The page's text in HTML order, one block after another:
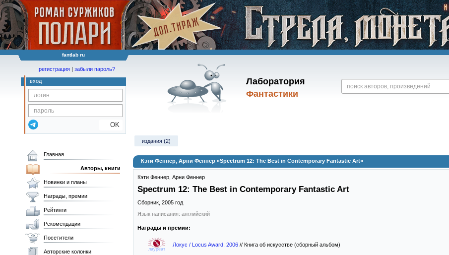
fantlab ru
Лаборатория
Фантастики
регистрация | забыли пароль?
вход
OK
издания (2)
Кэти Феннер, Арни Феннер «Spectrum 12: The Best in Contemporary Fantastic Art»
Кэти Феннер Арни Феннер
Spectrum 12: The Best in Contemporary Fantastic Art
Сборник, 2005 год
Язык написания: английский
Награды и премии:
лауреат
Локус / Locus Award, 2006 // Книга об искусстве (сборный альбом)
Главная
Авторы, книги
Новинки и планы
Награды, премии
Рейтинги
Рекомендации
Посетители
Авторские колонки